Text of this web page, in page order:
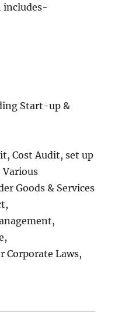
includes-
Start-up &
Cost Audit, set up
Various
Goods & Services
Corporate Laws,